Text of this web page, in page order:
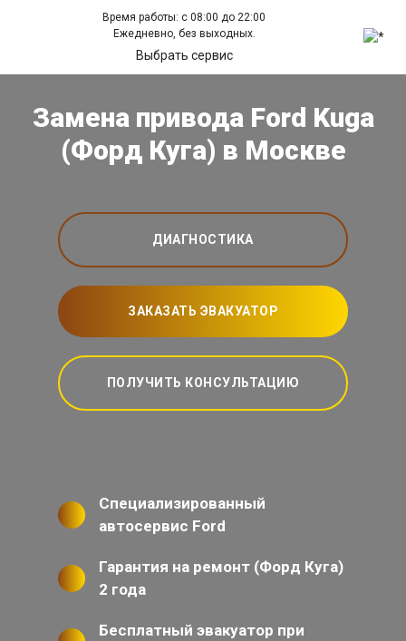
Время работы: с 08:00 до 22:00
Ежедневно, без выходных.
Выбрать сервис
Замена привода Ford Kuga
(Форд Куга) в Москве
ДИАГНОСТИКА
ЗАКАЗАТЬ ЭВАКУАТОР
ПОЛУЧИТЬ КОНСУЛЬТАЦИЮ
Специализированный
автосервис Ford
Гарантия на ремонт (Форд Куга)
2 года
Бесплатный эвакуатор при